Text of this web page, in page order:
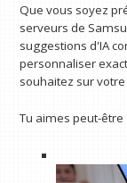
Que vous soyez
serveurs de
suggestions d'IA
personnaliser
souhaitez sur
Tu aimes peut-être